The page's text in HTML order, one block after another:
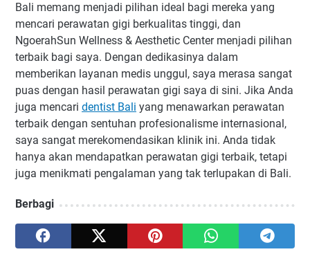
Bali memang menjadi pilihan ideal bagi mereka yang
mencari perawatan gigi berkualitas tinggi, dan
NgoerahSun Wellness & Aesthetic Center menjadi pilihan
terbaik bagi saya. Dengan dedikasinya dalam
memberikan layanan medis unggul, saya merasa sangat
puas dengan hasil perawatan gigi saya di sini. Jika Anda
juga mencari dentist Bali yang menawarkan perawatan
terbaik dengan sentuhan profesionalisme internasional,
saya sangat merekomendasikan klinik ini. Anda tidak
hanya akan mendapatkan perawatan gigi terbaik, tetapi
juga menikmati pengalaman yang tak terlupakan di Bali.
Berbagi